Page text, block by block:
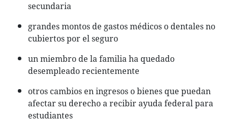
secundaria
grandes montos de gastos médicos o dentales no
cubiertos por el seguro
un miembro de la familia ha quedado
desempleado recientemente
otros cambios en ingresos o bienes que puedan
afectar su derecho a recibir ayuda federal para
estudiantes